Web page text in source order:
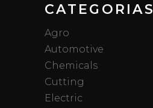
CATEGORIAS
Agro
Automotive
Chemicals
Cutting
Electric